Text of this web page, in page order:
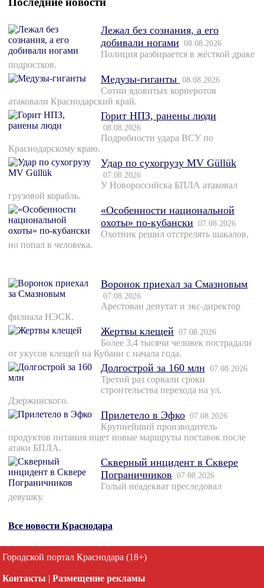
Лежал без сознания, а его
добивали ногами 08.08.2026
Полиция разбирается в жёсткой драке
подростков.
Медузы-гиганты 08.08.2026
Сотни ядовитых корнеротов
атаковали Краснодарский край.
Горит НПЗ, ранены люди
08.08.2026
Подробности удара ВСУ по
Краснодарскому краю.
Удар по сухогрузу MV Güllük
07.08.2026
У Новороссийска БПЛА атаковал
грузовой корабль.
«Особенности национальной
охоты» по-кубански 07.08.2026
Охотник решил отстрелять шакалов,
но попал в человека.
Воронок приехал за Смазновым
07.08.2026
Арестован депутат и экс-директор
филиала НЭСК.
Жертвы клещей 07.08.2026
Более 3,4 тысячи человек пострадали
от укусов клещей на Кубани с начала года.
Долгострой за 160 млн 07.08.2026
Третий раз сорвали сроки
строительства перехода на ул.
Дзержинского.
Прилетело в Эфко 07.08.2026
Крупнейший производитель
продуктов питания ищет новые маршруты поставок после
атаки БПЛА.
Скверный инцидент в Сквере
Пограничников 07.08.2026
Голый неадекват преследовал
девушку.
Все новости Краснодара
Городской портал Краснодара (18+)
Контакты | Размещение рекламы